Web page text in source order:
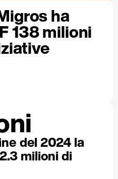
ha
138 milioni
del 2024 la
milioni di